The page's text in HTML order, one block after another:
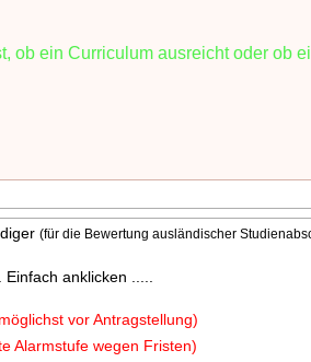
ob ein Curriculum ausreicht oder ob
(für die Bewertung ausländischer
anklicken .....
vor Antragstellung)
Alarmstufe wegen Fristen)